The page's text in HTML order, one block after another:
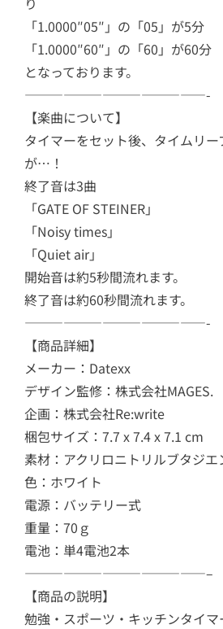
「1.0000″05″」の「05」が5分
「1.0000″60″」の「60」が60分
となっております。
——————————————-
【楽曲について】
タイマーをセット後、タイムリ
が…！
終了音は3曲
「GATE OF STEINER」
「Noisy times」
「Quiet air」
開始音は約5秒間流れます。
終了音は約60秒間流れます。
——————————————-
【商品詳細】
メーカー：Datexx
デザイン監修：株式会社MAGES.
企画：株式会社Re:write
梱包サイズ：7.7 x 7.4 x 7.1 cm
素材：アクリロニトリルブタジエ
色：ホワイト
電源：バッテリー式
重量：70ｇ
電池：単4電池2本
——————————————–
【商品の説明】
勉強・スポーツ・キッチンタイ